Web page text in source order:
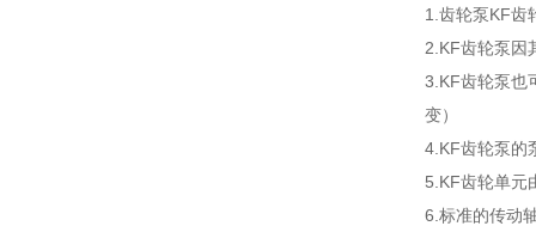
1.齿轮泵KF齿
2.KF齿轮泵因
3.KF齿轮泵也
变）
4.KF齿轮泵的
5.KF齿轮单元
6.标准的传动